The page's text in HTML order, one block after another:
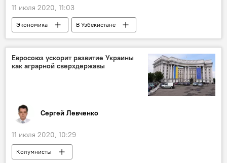
11 июля 2020, 11:03
Экономика
В Узбекистане
химическая промышленность
торги
Узбекистан
Постановление
Правительство Узбекистана
Экономика
Евросоюз ускорит развитие Украины
как аграрной сверхдержавы
Сергей Левченко
11 июля 2020, 10:29
Колумнисты